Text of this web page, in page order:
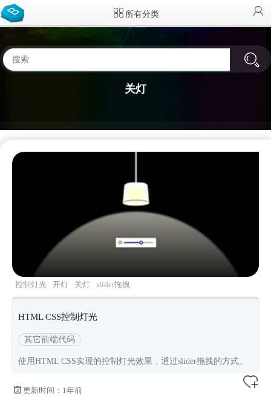
所有分类
关灯
控制灯光 开灯 关灯 slider拖拽
HTML CSS控制灯光
其它前端代码
使用HTML CSS实现的控制灯光效果，通过slider拖拽的方式。
更新时间： 1年前